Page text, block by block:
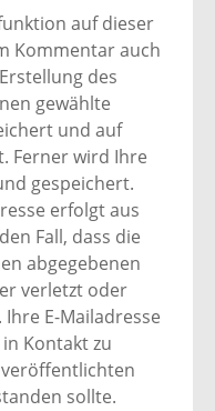
auf dieser
Kommentar auch
des
gewählte
und auf
Ferner wird Ihre
gespeichert.
erfolgt aus
Fall, dass die
abgegebenen
verletzt oder
E-Mailadresse
Kontakt zu
sollte.